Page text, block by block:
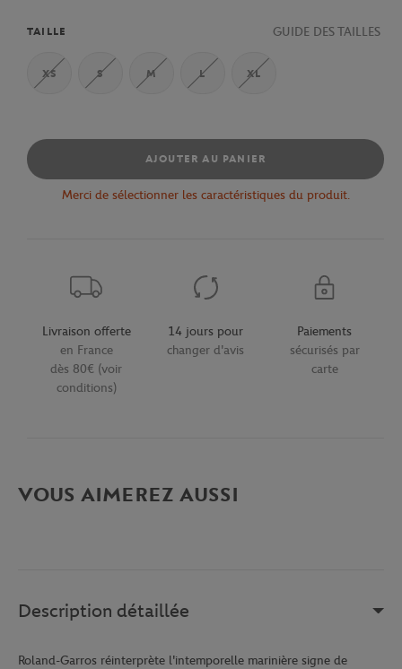
TAILLE GUIDE DES TAILLES
XS S M L XL
AJOUTER AU PANIER
Merci de sélectionner les caractéristiques du produit.
Livraison offerte
en France
dès 80€ (voir
conditions)
14 jours pour
changer d'avis
Paiements
sécurisés par
carte
VOUS AIMEREZ AUSSI
Description détaillée
Roland-Garros réinterprète l'intemporelle marinière signe de